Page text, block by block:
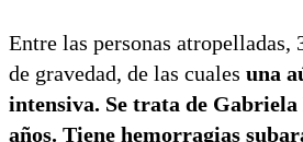
Entre las personas atropelladas,
de gravedad, de las cuales una
intensiva. Se trata de Gabriela
años. Tiene hemorragias